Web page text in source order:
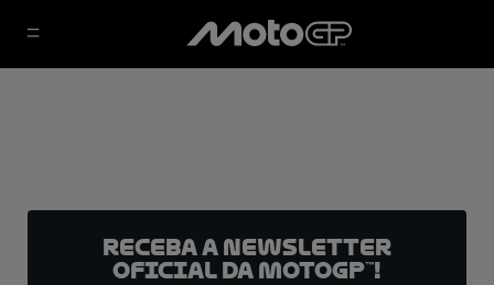
Receba a newsletter
oficial da MotoGP™!